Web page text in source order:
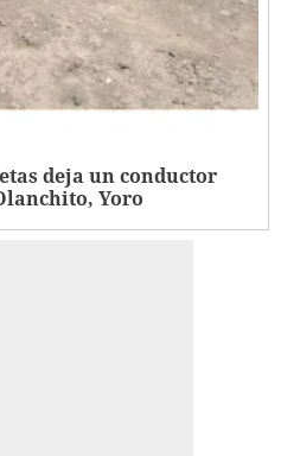
deja un conductor
Yoro